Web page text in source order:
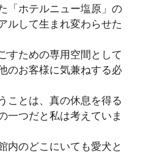
「ホテルニュー塩原」の
ルして生まれ変わらせた
すための専用空間として
のお客様に気兼ねする必
ことは、真の休息を得る
一つだと私は考えていま
内のどこにいても愛犬と